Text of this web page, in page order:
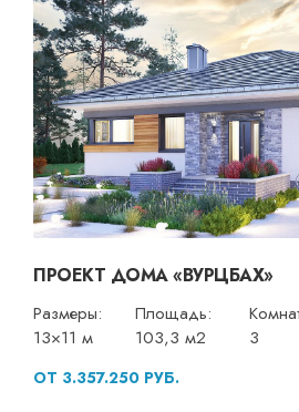
ПРОЕКТ ДОМА «ВУРЦБАХ»
Размеры:
13×11 м
Площадь:
103,3 м2
3
ОТ 3.357.250 РУБ.